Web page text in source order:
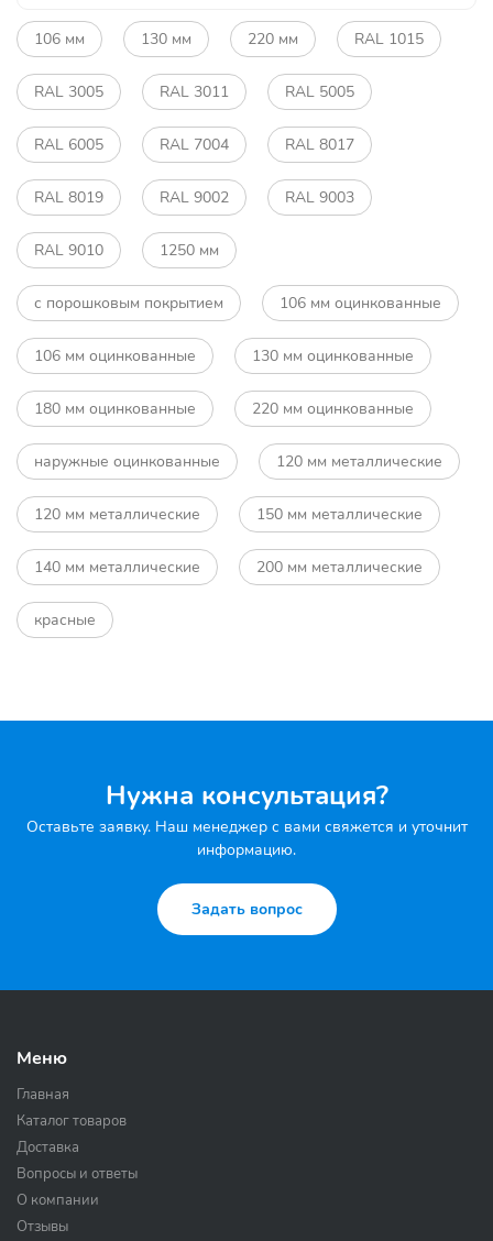
106 мм 130 мм 220 мм RAL 1015
RAL 3005 RAL 3011 RAL 5005
RAL 6005 RAL 7004 RAL 8017
RAL 8019 RAL 9002 RAL 9003
RAL 9010 1250 мм
с порошковым покрытием 106 мм оцинкованные
106 мм оцинкованные 130 мм оцинкованные
180 мм оцинкованные 220 мм оцинкованные
наружные оцинкованные 120 мм металлические
120 мм металлические 150 мм металлические
140 мм металлические 200 мм металлические
красные
Нужна консультация?
Оставьте заявку. Наш менеджер с вами свяжется и уточнит
информацию.
Задать вопрос
Меню
Главная
Каталог товаров
Доставка
Вопросы и ответы
О компании
Отзывы